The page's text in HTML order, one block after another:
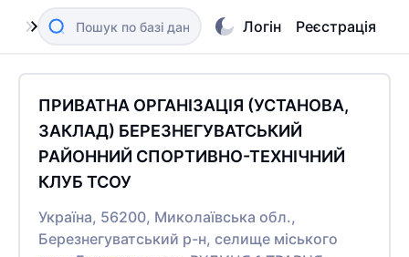
Логін Реєстрація
ПРИВАТНА ОРГАНІЗАЦІЯ (УСТАНОВА,
ЗАКЛАД) БЕРЕЗНЕГУВАТСЬКИЙ
РАЙОННИЙ СПОРТИВНО-ТЕХНІЧНИЙ
КЛУБ ТСОУ
Україна, 56200, Миколаївська обл.,
Березнегуватський р-н, селище міського